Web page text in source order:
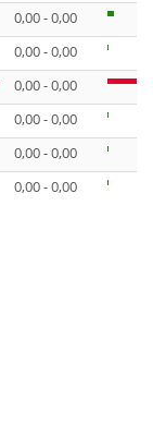
0,00 - 0,00
0,00 - 0,00
0,00 - 0,00
0,00 - 0,00
0,00 - 0,00
0,00 - 0,00